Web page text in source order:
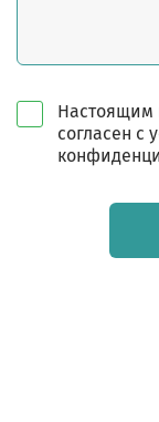
Настоящим
согласен с